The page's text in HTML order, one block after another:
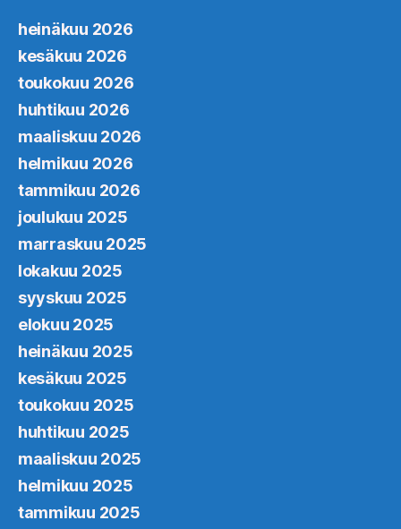
heinäkuu 2026
kesäkuu 2026
toukokuu 2026
huhtikuu 2026
maaliskuu 2026
helmikuu 2026
tammikuu 2026
joulukuu 2025
marraskuu 2025
lokakuu 2025
syyskuu 2025
elokuu 2025
heinäkuu 2025
kesäkuu 2025
toukokuu 2025
huhtikuu 2025
maaliskuu 2025
helmikuu 2025
tammikuu 2025